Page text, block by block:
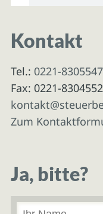
Kontakt
Tel.: 0221-8305547
Fax: 0221-8304552
Zum
Ja, bitte?